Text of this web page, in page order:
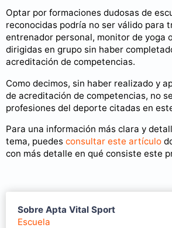
Optar por formaciones dudosas de
reconocidas podría no ser válido para
entrenador personal, monitor de yoga
dirigidas en grupo sin haber
acreditación de competencias.
Como decimos, sin haber realizado y
de acreditación de competencias, no
profesiones del deporte citadas en
Para una información más clara y
tema, puedes consultar este artículo
con más detalle en qué consiste este
Sobre Apta Vital Sport
Escuela